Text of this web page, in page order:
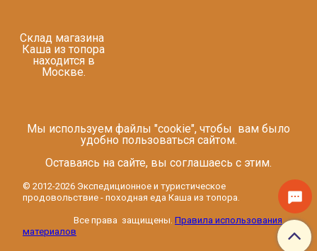
Склад магазина
Каша из топора
находится в
Москве.
Мы используем файлы "cookie", чтобы вам было
удобно пользоваться сайтом.
Оставаясь на сайте, вы соглашаесь с этим.
© 2012-2026 Экспедиционное и туристическое
продовольствие - походная еда Каша из топора.
Все права защищены. Правила использования
материалов